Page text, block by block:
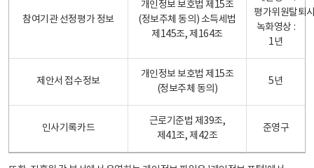
참여기관 선정평가 정보
개인정보 보호법 제15조
(정보주체 동의) 소득세법
제145조, 제164조
평가위원탈퇴
녹화영상 :
1년
제안서 접수정보
개인정보 보호법 제15조
(정보주체 동의)
5년
인사기록카드
근로기준법 제39조,
제41조, 제42조
준영구